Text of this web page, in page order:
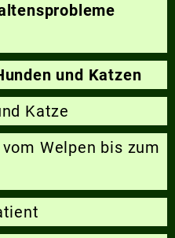
und Katzen
Katze
Welpen bis zum